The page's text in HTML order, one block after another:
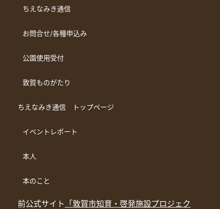
ちえなみき通信
お問合せ/各種申込み
公園使用受付
敦賀ものがたり
ちえなみき通信 トップページ
イベントレポート
本人
本のこと
前公式サイト 「敦賀市知育・啓発施設プロジェク